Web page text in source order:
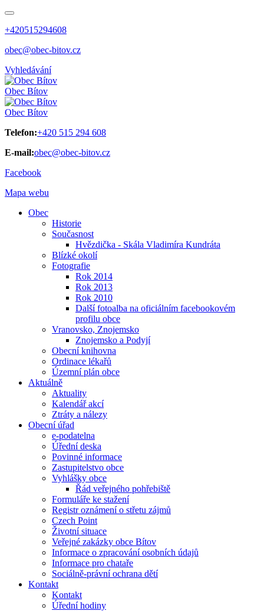
+420515294608
obec@obec-bitov.cz
Vyhledávání
Obec Bítov
Obec Bítov
Telefon:+420 515 294 608
E-mail:obec@obec-bitov.cz
Facebook
Mapa webu
Obec
Historie
Současnost
Hvězdička - Skála Vladimíra Kundráta
Blízké okolí
Fotografie
Rok 2014
Rok 2013
Rok 2010
Další fotoalba na oficiálním facebookovém
profilu obce
Vranovsko, Znojemsko
Znojemsko a Podyjí
Obecní knihovna
Ordinace lékařů
Územní plán obce
Aktuálně
Aktuality
Kalendář akcí
Ztráty a nálezy
Obecní úřad
e-podatelna
Úřední deska
Povinné informace
Zastupitelstvo obce
Vyhlášky obce
Řád veřejného pohřebiště
Formuláře ke stažení
Registr oznámení o střetu zájmů
Czech Point
Životní situace
Veřejné zakázky obce Bítov
Informace o zpracování osobních údajů
Informace pro chataře
Sociálně-právní ochrana dětí
Kontakt
Kontakt
Úřední hodiny